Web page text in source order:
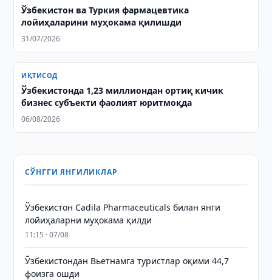
Ўзбекистон ва Туркия фармацевтика
лойиҳаларини муҳокама қилишди
31/07/2026
ИҚТИСОД
Ўзбекистонда 1,23 миллиондан ортиқ кичик
бизнес субъекти фаолият юритмоқда
06/08/2026
СЎНГГИ ЯНГИЛИКЛАР
Ўзбекистон Cadila Pharmaceuticals билан янги
лойиҳаларни муҳокама қилди
11:15 · 07/08
Ўзбекистондан Вьетнамга туристлар оқими 44,7
фоизга ошди